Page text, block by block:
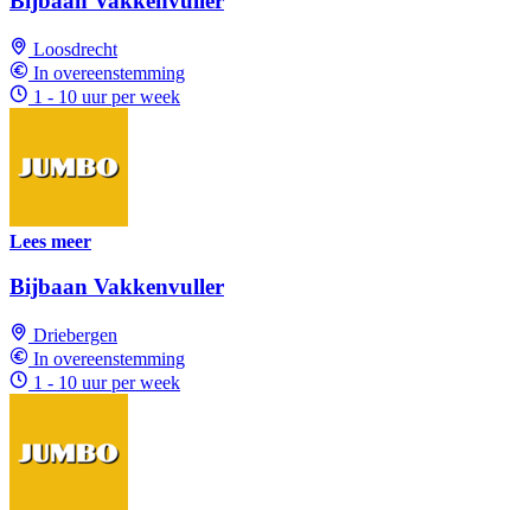
Loosdrecht
In overeenstemming
1 - 10 uur per week
Lees meer
Bijbaan Vakkenvuller
Driebergen
In overeenstemming
1 - 10 uur per week